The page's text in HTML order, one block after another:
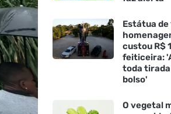
Estátua de
custou R$
feiticeira:
toda tirada
bolso'
O vegetal